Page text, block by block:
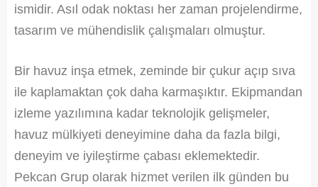
ismidir. Asıl odak noktası her zaman projelendirme,
tasarım ve mühendislik çalışmaları olmuştur.
Bir havuz inşa etmek, zeminde bir çukur açıp sıva
ile kaplamaktan çok daha karmaşıktır. Ekipmandan
izleme yazılımına kadar teknolojik gelişmeler,
havuz mülkiyeti deneyimine daha da fazla bilgi,
deneyim ve iyileştirme çabası eklemektedir.
Pekcan Grup olarak hizmet verilen ilk günden bu